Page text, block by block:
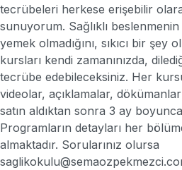
tecrübeleri herkese erişebilir
sunuyorum. Sağlıklı
yemek olmadığını, sıkıcı bir şey
kursları kendi zamanınızda,
tecrübe edebileceksiniz. Her
videolar, açıklamalar,
satın aldıktan sonra 3 ay
Programların detayları her
almaktadır. Sorularınız olursa